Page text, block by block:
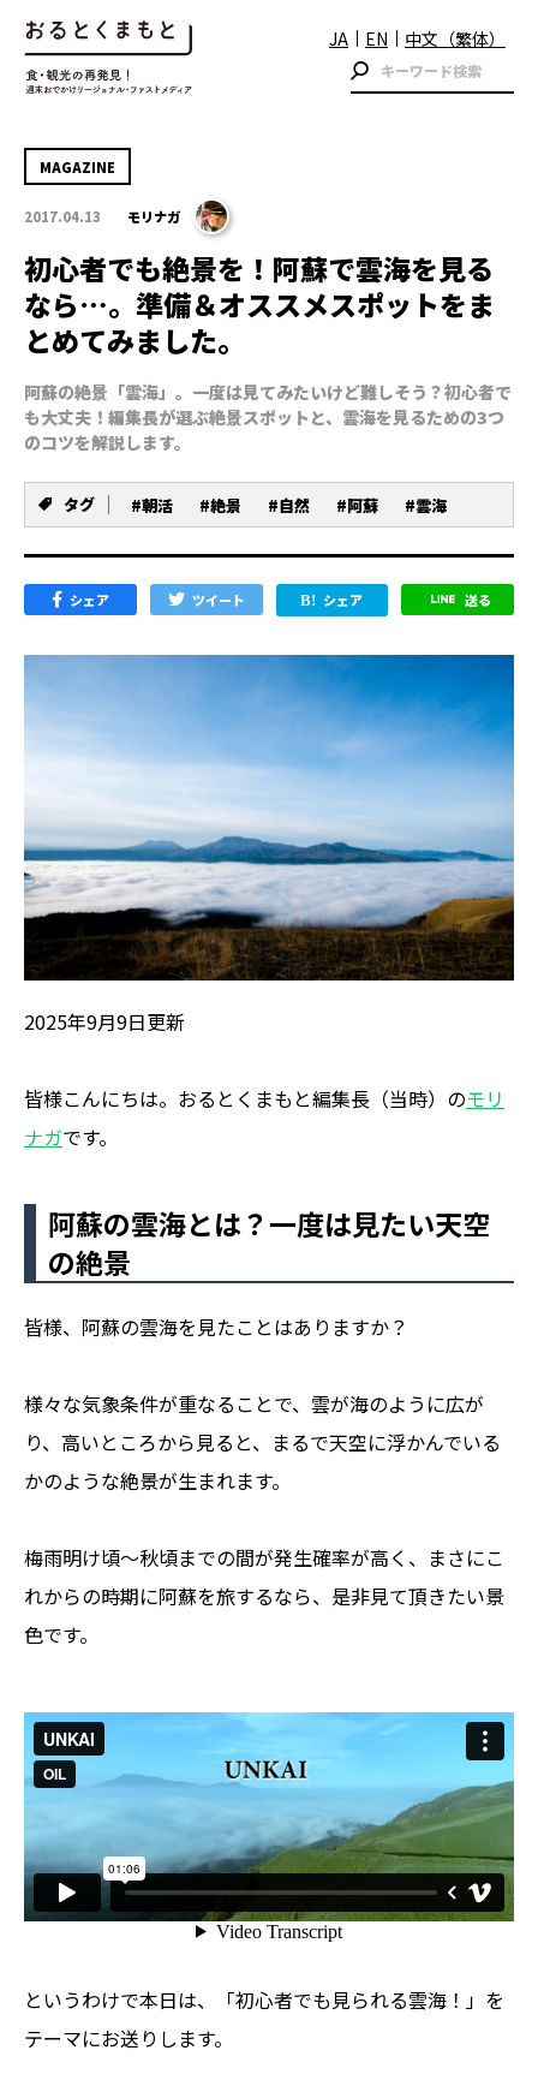
JA EN 中文（繁体）
MAGAZINE
2017.04.13 モリナガ
初心者でも絶景を！阿蘇で雲海を見る
なら…。準備＆オススメスポットをま
とめてみました。
阿蘇の絶景「雲海」。一度は見てみたいけど難しそう？初心者で
も大丈夫！編集長が選ぶ絶景スポットと、雲海を見るための3つ
のコツを解説します。
タグ #朝活 #絶景 #自然 #阿蘇 #雲海
シェア ツイート シェア 送る
2025年9月9日更新
皆様こんにちは。おるとくまもと編集長（当時）のモリ
ナガです。
阿蘇の雲海とは？一度は見たい天空
の絶景
皆様、阿蘇の雲海を見たことはありますか？
様々な気象条件が重なることで、雲が海のように広が
り、高いところから見ると、まるで天空に浮かんでいる
かのような絶景が生まれます。
梅雨明け頃〜秋頃までの間が発生確率が高く、まさにこ
れからの時期に阿蘇を旅するなら、是非見て頂きたい景
色です。
というわけで本日は、「初心者でも見られる雲海！」を
テーマにお送りします。